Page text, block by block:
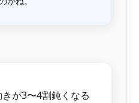
が3〜4割鈍くなる